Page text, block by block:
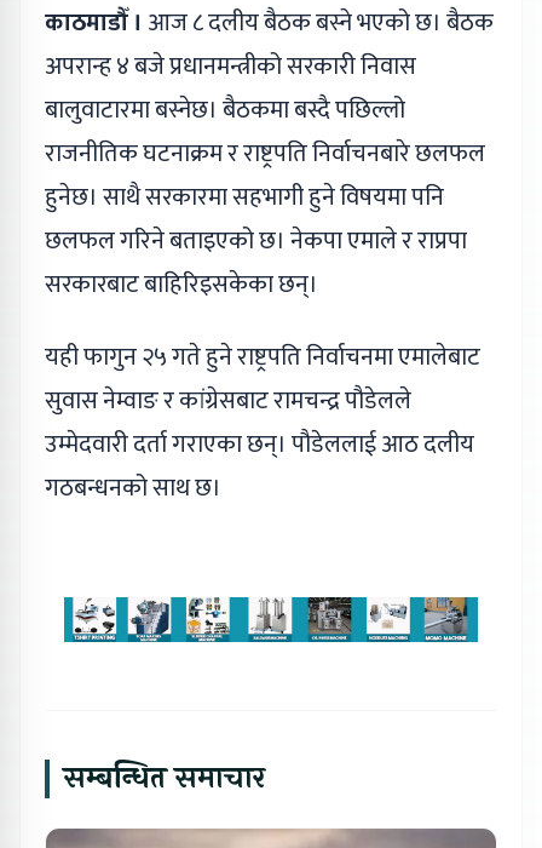
काठमाडौँ । आज ८ दलीय बैठक बस्ने भएको छ। बैठक
अपरान्ह ४ बजे प्रधानमन्त्रीको सरकारी निवास
बालुवाटारमा बस्नेछ। बैठकमा बस्दै पछिल्लो
राजनीतिक घटनाक्रम र राष्ट्रपति निर्वाचनबारे छलफल
हुनेछ। साथै सरकारमा सहभागी हुने विषयमा पनि
छलफल गरिने बताइएको छ। नेकपा एमाले र राप्रपा
सरकारबाट बाहिरिइसकेका छन्।
यही फागुन २५ गते हुने राष्ट्रपति निर्वाचनमा एमालेबाट
सुवास नेम्वाङ र कांग्रेसबाट रामचन्द्र पौडेलले
उम्मेदवारी दर्ता गराएका छन्। पौडेललाई आठ दलीय
गठबन्धनको साथ छ।
सम्बन्धित समाचार